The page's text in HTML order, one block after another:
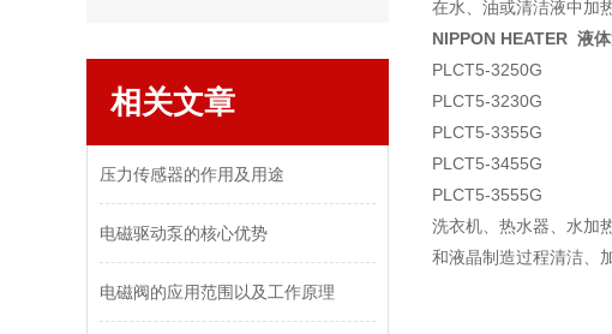
相关文章
压力传感器的作用及用途
电磁驱动泵的核心优势
电磁阀的应用范围以及工作原理
在水、油或清洁液中加
NIPPON HEATER 液
PLCT5-3250G
PLCT5-3230G
PLCT5-3355G
PLCT5-3455G
PLCT5-3555G
洗衣机、热水器、水加
和液晶制造过程清洁、